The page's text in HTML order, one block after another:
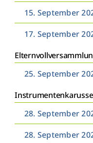
15. September
17. September
25. September
28. September
28. September